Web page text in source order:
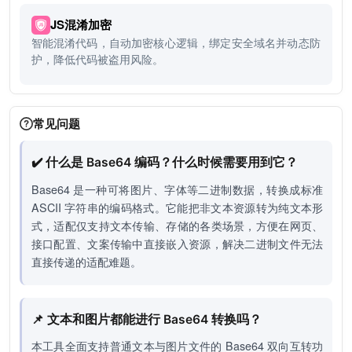
JS混淆加密
智能混淆代码，自动加密核心逻辑，绑定安全域名并动态防
护，降低代码被盗用风险。
常见问题
✔️ 什么是 Base64 编码？什么时候需要用到它？
Base64 是一种可将图片、字体等二进制数据，转换成标准
ASCII 字符串的编码格式。它能把非文本资源转为纯文本形
式，适配仅支持文本传输、存储的各类场景，方便在网页、
接口配置、文案传输中直接嵌入资源，解决二进制文件无法
直接传递的适配难题。
📌 文本和图片都能进行 Base64 转换吗？
本工具全面支持普通文本与图片文件的 Base64 双向互转功